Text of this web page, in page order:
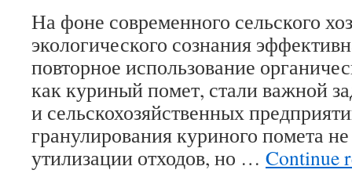
На фоне современного сельского
экологического сознания
повторное использование
как куриный помет, стали важной
и сельскохозяйственных
гранулирования куриного помета
утилизации отходов, но … Continue